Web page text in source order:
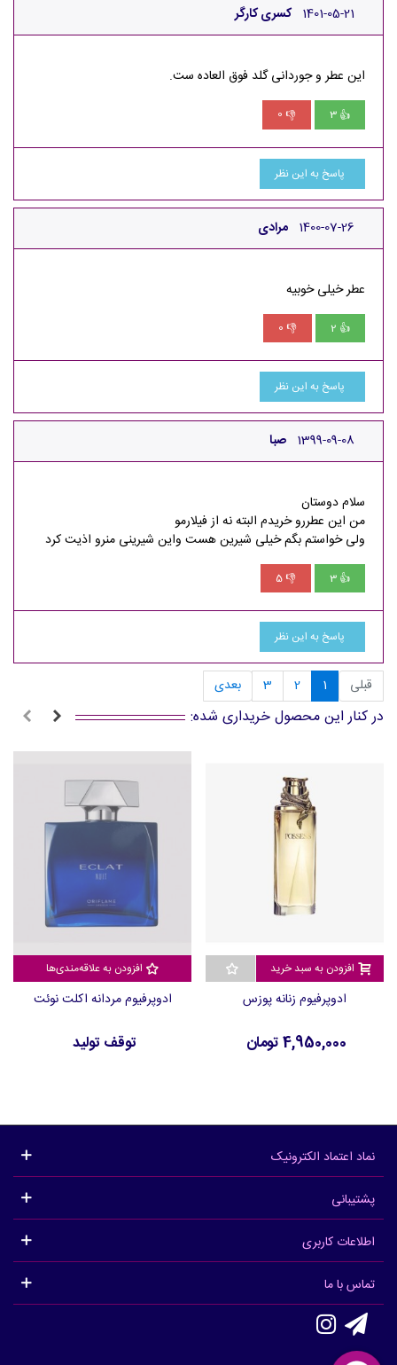
کسری کارگر 1401-05-21
این عطر و جوردانی گلد فوق العاده ست.
👍
3
👎
0
پاسخ به این نظر
مرادی 1400-07-26
عطر خیلی خوبیه
👍
2
👎
0
پاسخ به این نظر
صبا 1399-09-08
سلام دوستان
من این عطررو خریدم البته نه از فیلارمو
ولی خواستم بگم خیلی شیرین هست واین شیرینی منرو اذیت کرد
👍
3
👎
5
پاسخ به این نظر
قبلی 1
2
3 بعدی
در کنار این محصول خریداری شده:
افزودن به سبد خرید
ادوپرفیوم زنانه پوزس
4,950,000 تومان
افزودن به علاقه‌مندی‌ها
ادوپرفیوم مردانه اکلت نوئت
توقف تولید
نماد اعتماد الکترونیک
پشتیبانی
اطلاعات کاربری
تماس با ما